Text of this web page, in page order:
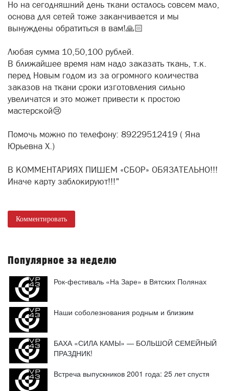
Но на сегодняшний день ткани осталось совсем мало,
основа для сетей тоже заканчивается и мы
вынуждены обратиться в вам!🙏🏻
Любая сумма 10,50,100 рублей.
В ближайшее время нам надо заказать ткань, т.к.
перед Новым годом из за огромного количества
заказов на ткани сроки изготовления сильно
увеличатся и это может привести к простою
мастерской😢
Помочь можно по телефону: 89229512419 ( Яна
Юрьевна Х.)
В КОММЕНТАРИЯХ ПИШЕМ «СБОР» ОБЯЗАТЕЛЬНО!!!
Иначе карту заблокируют!!!"
Комментировать
Популярное за неделю
Рок-фестиваль «На Заре» в Вятских Полянах
Наши соболезнования родным и близким
БАХА «СИЛА КАМЫ» — БОЛЬШОЙ СЕМЕЙНЫЙ
ПРАЗДНИК!
Встреча выпускников 2001 года: 25 лет спустя